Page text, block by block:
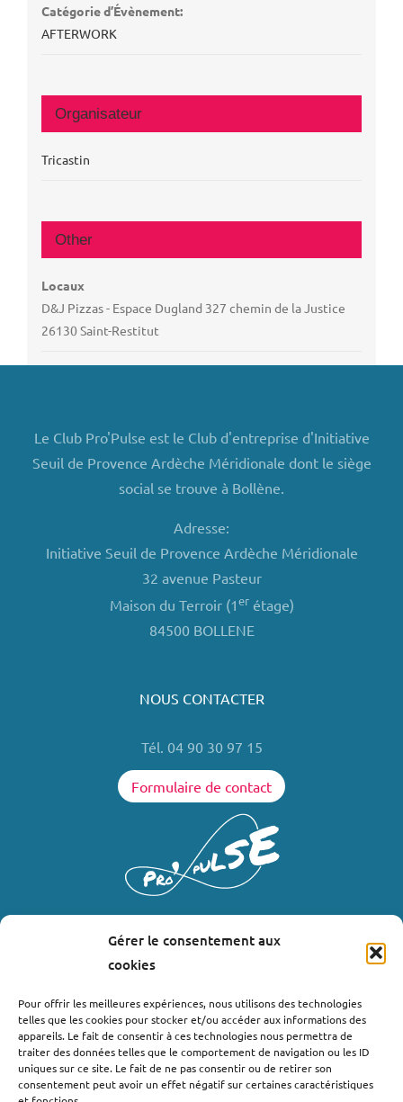
Gérer le consentement aux
cookies
Pour offrir les meilleures expériences, nous utilisons des technologies
telles que les cookies pour stocker et/ou accéder aux informations des
appareils. Le fait de consentir à ces technologies nous permettra de
traiter des données telles que le comportement de navigation ou les ID
uniques sur ce site. Le fait de ne pas consentir ou de retirer son
consentement peut avoir un effet négatif sur certaines caractéristiques
Catégorie d’Évènement:
AFTERWORK
Organisateur
Tricastin
Other
Locaux
D&J Pizzas - Espace Dugland 327 chemin de la Justice
26130 Saint-Restitut
Le Club Pro'Pulse est le Club d'entreprise d'Initiative
Seuil de Provence Ardèche Méridionale dont le siège
social se trouve à Bollène.
Adresse:
Initiative Seuil de Provence Ardèche Méridionale
32 avenue Pasteur
Maison du Terroir (1erétage)
84500 BOLLENE
NOUS CONTACTER
Tél. 04 90 30 97 15
Formulaire de contact
Où nous trouver ?
Bollène
Nyons
Valréas